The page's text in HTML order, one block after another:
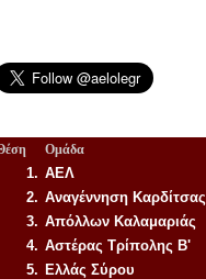
Ομάδα
1. ΑΕΛ
2. Αναγέννηση Καρδίτσας
3. Απόλλων Καλαμαριάς
4. Αστέρας Τρίπολης Β'
5. Ελλάς Σύρου